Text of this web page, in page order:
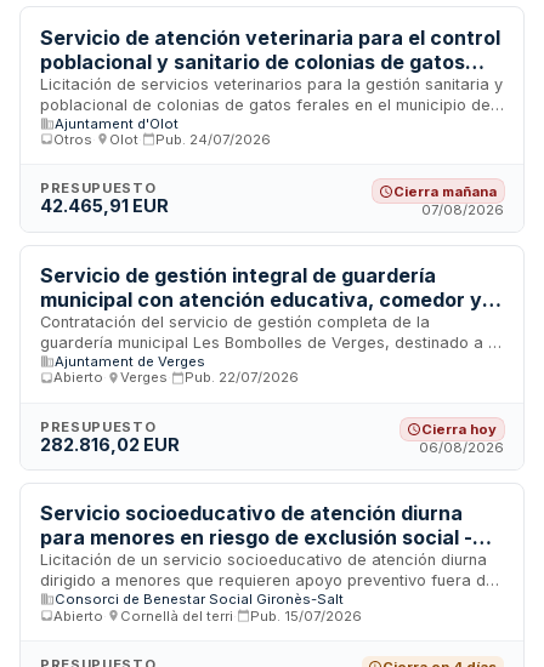
personas con identidades disidentes. Se requiere
coordinación en red con otros recursos y servicios para
atender las diversas necesidades de las personas alojadas.
Servicio de atención veterinaria para el control
poblacional y sanitario de colonias de gatos
ferales en Olot
Licitación de servicios veterinarios para la gestión sanitaria y
poblacional de colonias de gatos ferales en el municipio de
Olot. El contrato incluye esterilización quirúrgica, colocación
de chip, vacunación, desparasitación, pruebas diagnósticas
y eutanasia humanitaria cuando sea necesario. El servicio se
presta a través de un centro de tratamiento veterinario que
por la administración municipal.
Ajuntament d'Olot
Otros
Olot Pub. 24/07/2026
PRESUPUESTO
42.465,91 EUR
Cierra mañana
07/08/2026
Servicio de gestión integral de guardería
municipal con atención educativa, comedor y
acogida matinal - Ayuntamiento de Verges
Contratación del servicio de gestión completa de la
guardería municipal Les Bombolles de Verges, destinado a la
atención educativa de menores de cero a tres años. El
servicio comprende la prestación escolar básica, el servicio
conservación ordinaria de las instalaciones. El adjudicatario
será responsable de la detección de incidencias, reposición
de material fungible, mantenimiento de condiciones de
seguridad e higiene, así como la presentación de
programación anual, memoria de actividades, evaluaciones
de servicio e indicadores de calidad.
Ajuntament de Verges
Abierto
Verges Pub. 22/07/2026
PRESUPUESTO
282.816,02 EUR
Cierra hoy
06/08/2026
Servicio socioeducativo de atención diurna
para menores en riesgo de exclusión social -
Consorci de Benestar Social Gironès-Salt
Licitación de un servicio socioeducativo de atención diurna
dirigido a menores que requieren apoyo preventivo fuera del
horario escolar. El servicio, prestado por el Consorci de
Benestar Social Gironès-Salt, comprende actividades de
adquisición de aprendizajes básicos y ocio. Incluye
Consorci de Benestar Social Gironès-Salt
Abierto
Cornellà del terri Pub. 15/07/2026